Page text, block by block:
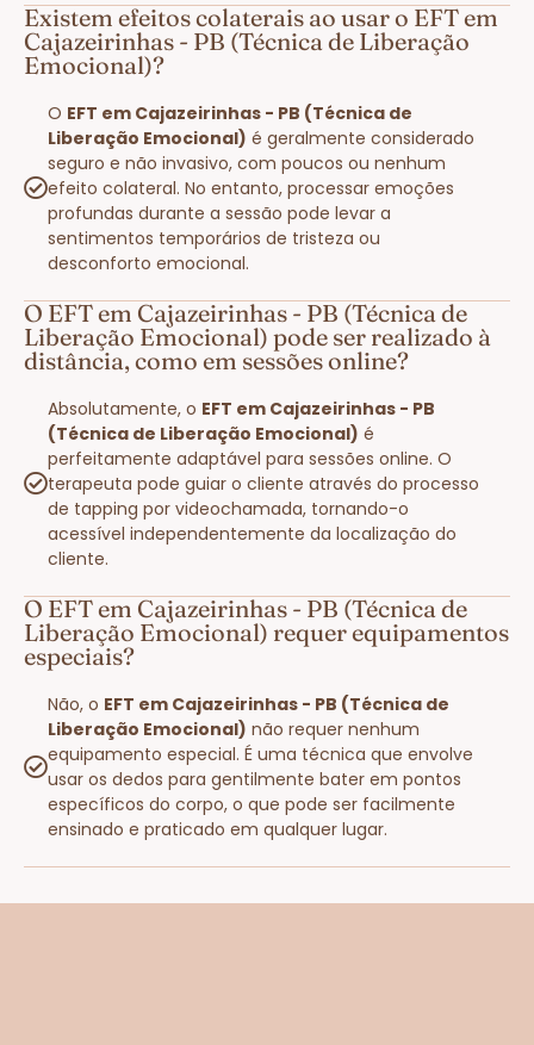
Existem efeitos colaterais ao usar o EFT em
Cajazeirinhas - PB (Técnica de Liberação
Emocional)?
O EFT em Cajazeirinhas - PB (Técnica de
Liberação Emocional) é geralmente considerado
seguro e não invasivo, com poucos ou nenhum
efeito colateral. No entanto, processar emoções
profundas durante a sessão pode levar a
sentimentos temporários de tristeza ou
desconforto emocional.
O EFT em Cajazeirinhas - PB (Técnica de
Liberação Emocional) pode ser realizado à
distância, como em sessões online?
Absolutamente, o EFT em Cajazeirinhas - PB
(Técnica de Liberação Emocional) é
perfeitamente adaptável para sessões online. O
terapeuta pode guiar o cliente através do processo
de tapping por videochamada, tornando-o
acessível independentemente da localização do
cliente.
O EFT em Cajazeirinhas - PB (Técnica de
Liberação Emocional) requer equipamentos
especiais?
Não, o EFT em Cajazeirinhas - PB (Técnica de
Liberação Emocional) não requer nenhum
equipamento especial. É uma técnica que envolve
usar os dedos para gentilmente bater em pontos
específicos do corpo, o que pode ser facilmente
ensinado e praticado em qualquer lugar.